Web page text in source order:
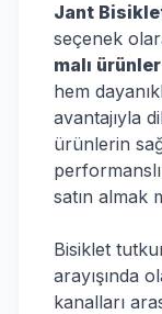
Jant
seçenek
malı ürünler
hem
avantajıyla
ürünlerin
satın almak
Bisiklet
arayışında
kanalları